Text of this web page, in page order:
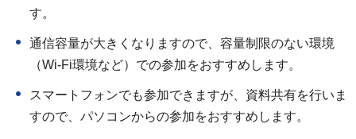
す。
通信容量が大きくなりますので、容量制限のない環境
（Wi-Fi環境など）での参加をおすすめします。
スマートフォンでも参加できますが、資料共有を行いま
すので、パソコンからの参加をおすすめします。